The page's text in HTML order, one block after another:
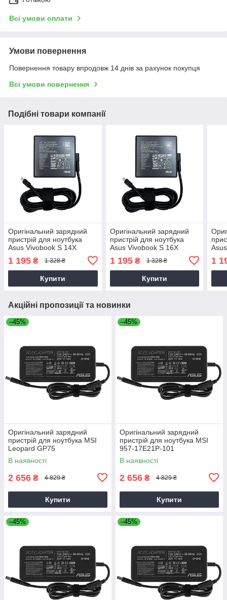
Всі умови оплати
Умови повернення
Повернення товару впродовж 14 днів за рахунок покупця
Всі умови повернення
Подібні товари компанії
Оригінальний зарядний
пристрій для ноутбука
Asus Vivobook S 14X
1 195 ₴ 1 328 ₴
Купити
Оригінальний зарядний
пристрій для ноутбука
Asus Vivobook S 16X
1 195₴ 1 328 ₴
Купити
1
Акційні пропозиції та новинки
–45%
Оригінальний зарядний
пристрій для ноутбука MSI
Leopard GP75
В наявності
2 656 ₴ 4 829 ₴
Купити
–45%
Оригінальний зарядний
пристрій для ноутбука MSI
957-17E21P-101
В наявності
2 656 ₴ 4 829 ₴
Купити
–45% –45%